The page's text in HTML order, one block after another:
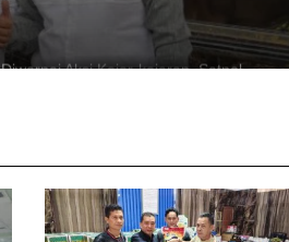
Eks Bandara Beringin
Kapolres Barito Utara Terima
Perkuat Kondusivitas Wilayah,
Dandim Muara Teweh Kunjungi Laung
Tuhup dan Batura